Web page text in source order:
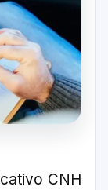
CNH